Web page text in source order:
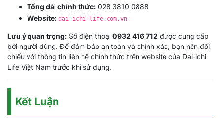
Tổng đài chính thức: 028 3810 0888
Website: dai-ichi-life.com.vn
Lưu ý quan trọng: Số điện thoại 0932 416 712 được cung cấp
bởi người dùng. Để đảm bảo an toàn và chính xác, bạn nên đối
chiếu với thông tin liên hệ chính thức trên website của Dai-ichi
Life Việt Nam trước khi sử dụng.
Kết Luận